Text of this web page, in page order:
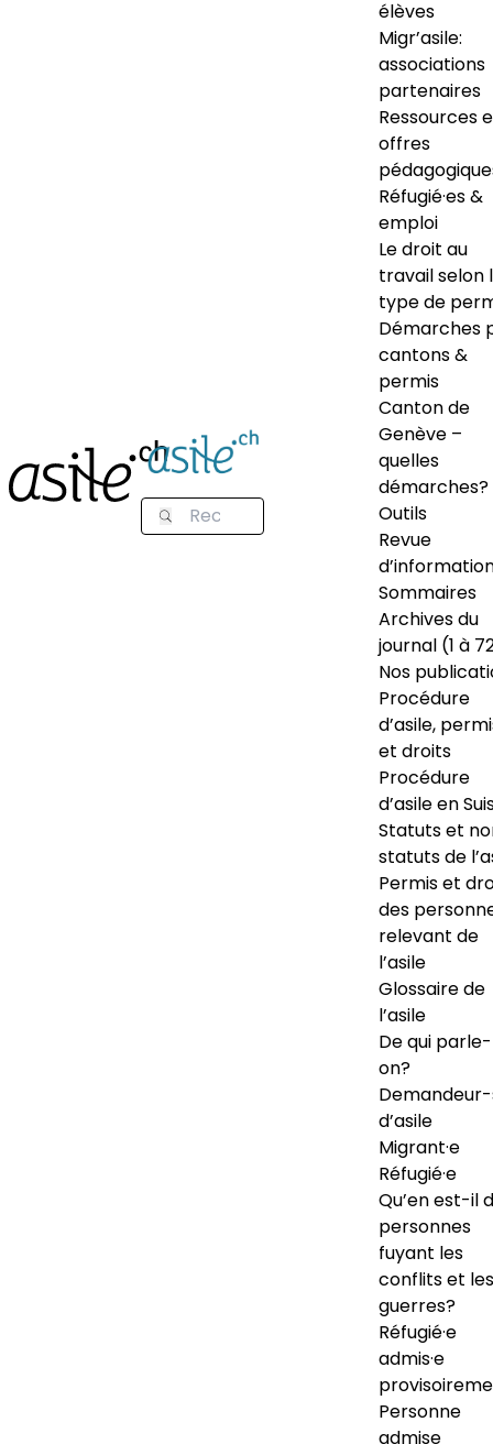
élèves
Migr’asile:
associations
partenaires
Ressources
offres
Réfugié·es &
emploi
Le droit au
travail selon
type de
Démarches
cantons &
permis
Canton de
Genève –
quelles
démarches?
Outils
Revue
Sommaires
Archives du
journal (1 à
Nos
Procédure
d’asile,
et droits
Procédure
d’asile en
Statuts et
statuts de
Permis et
des
relevant de
l’asile
Glossaire de
l’asile
De qui
on?
d’asile
Migrant·e
Réfugié·e
Qu’en est-il
personnes
fuyant les
conflits et les
guerres?
Réfugié·e
admis·e
Personne
admise